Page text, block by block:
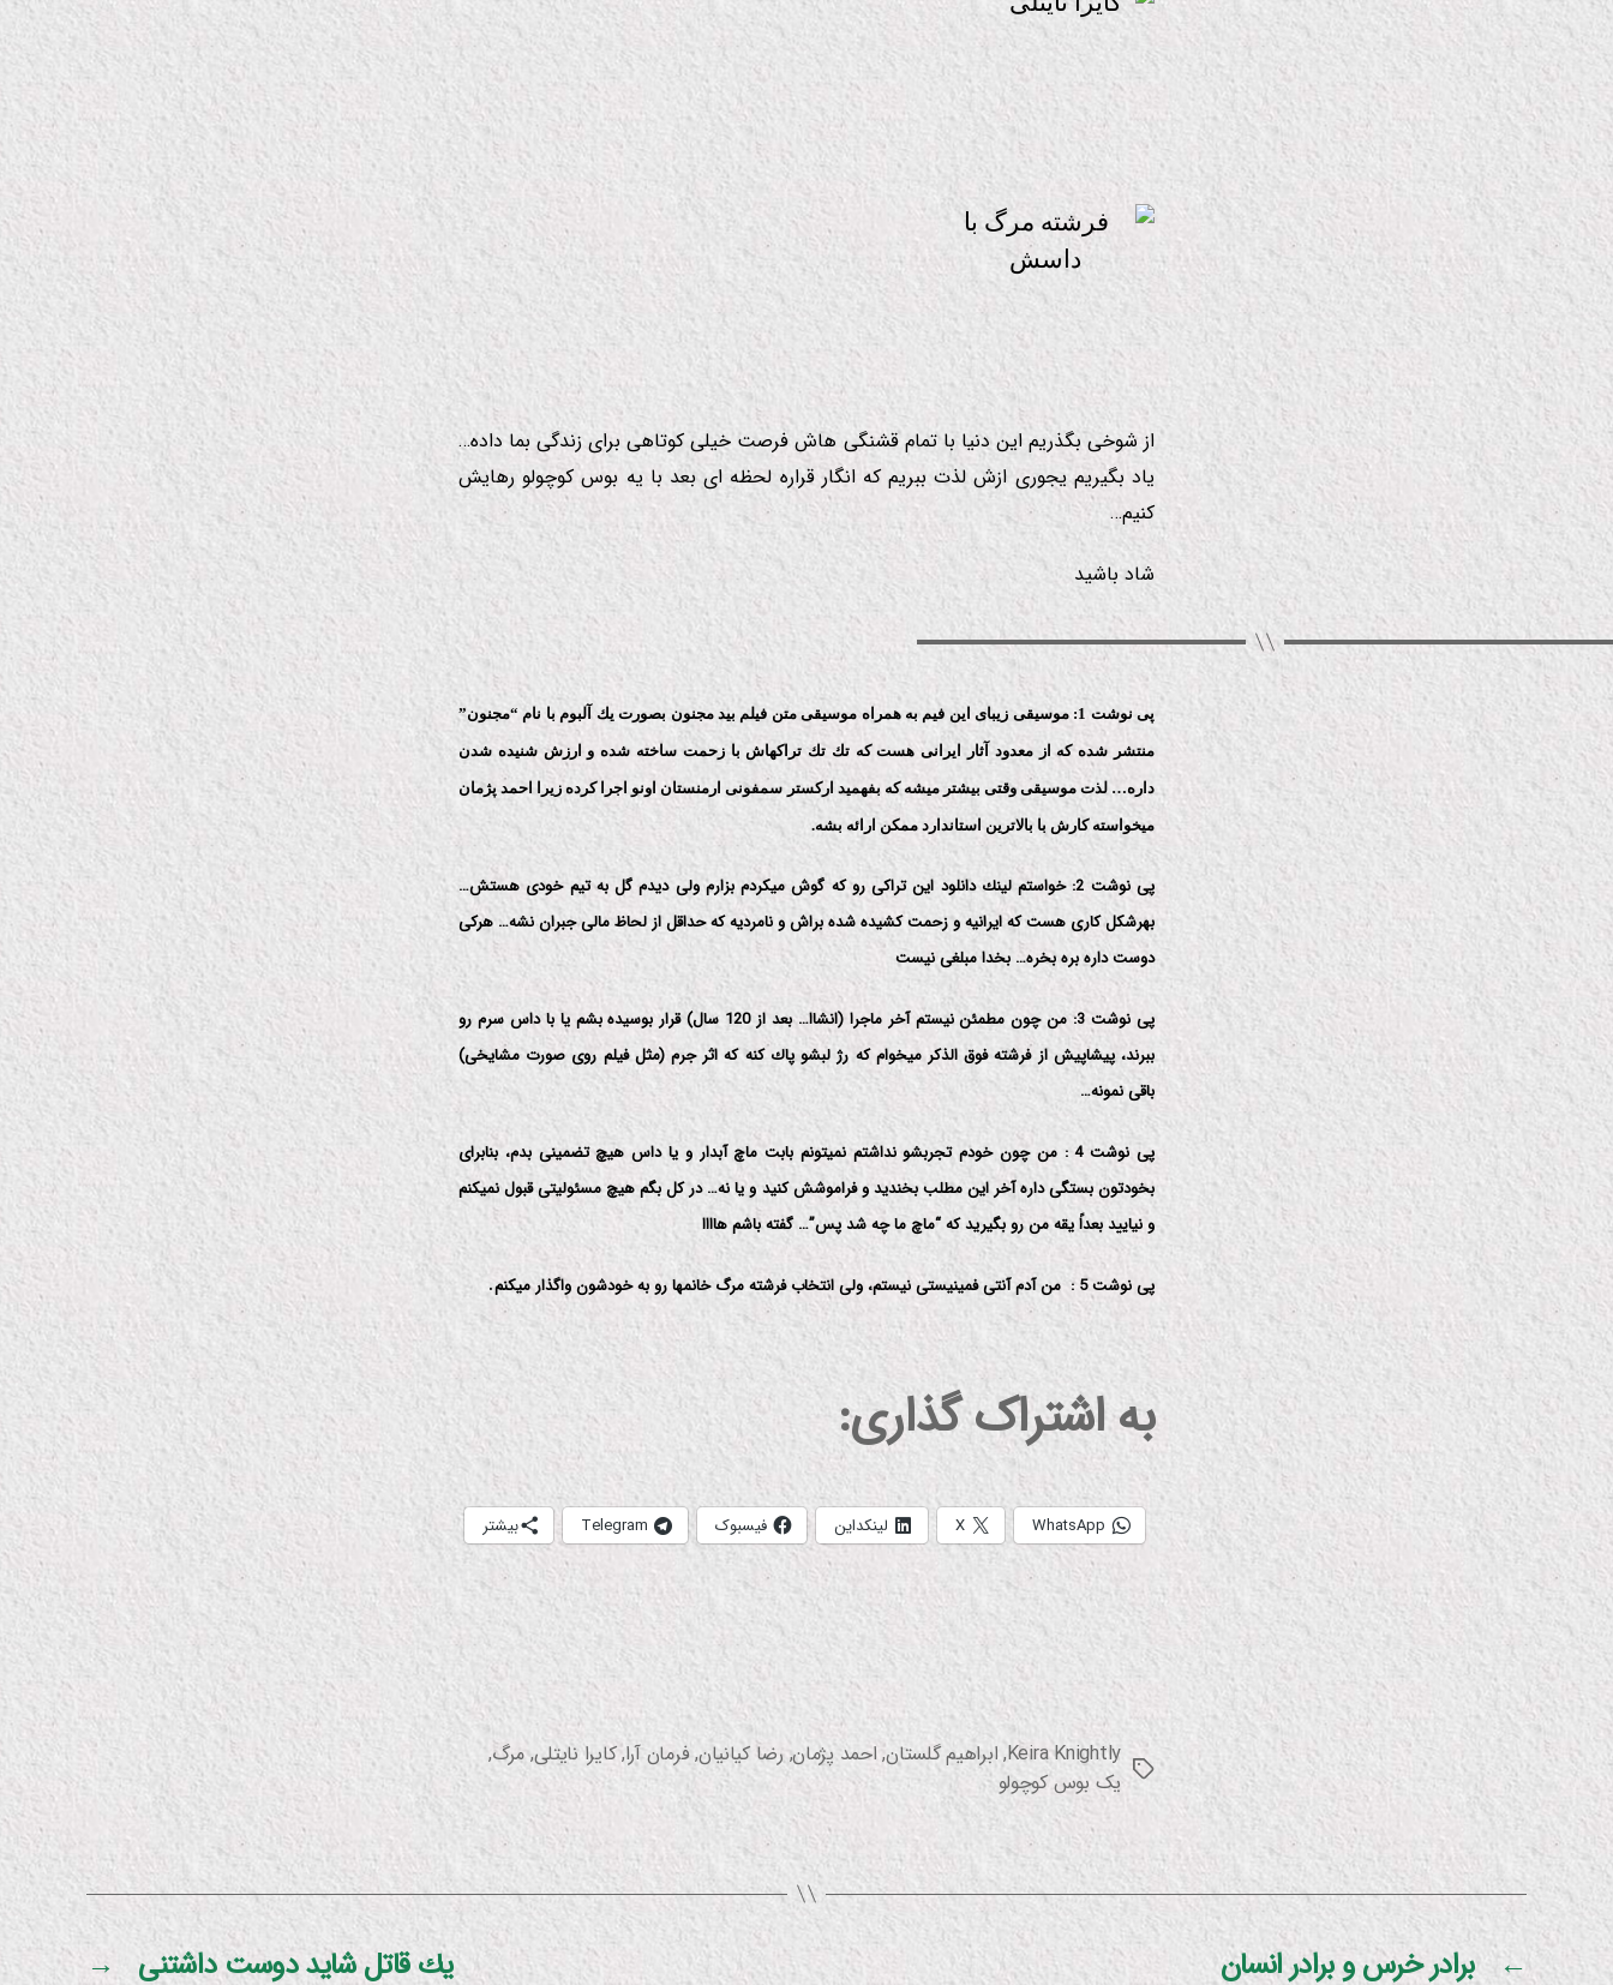
از شوخی بگذریم این دنیا با تمام قشنگی هاش فرصت خیلی كوتاهی برای زندگی بما داده…
یاد بگیریم یجوری ازش لذت ببریم كه انگار قراره لحظه ای بعد با یه بوس كوچولو رهایش
كنیم…
شاد باشید
پی نوشت 1: موسیقی زیبای این فیم به همراه موسیقی متن فیلم بید مجنون بصورت یك آلبوم با نام “مجنون”
منتشر شده كه از معدود آثار ایرانی هست كه تك تك تراكهاش با زحمت ساخته شده و ارزش شنیده شدن
داره… لذت موسیقی وقتی بیشتر میشه كه بفهمید اركستر سمفونی ارمنستان اونو اجرا كرده زیرا احمد پژمان
میخواسته كارش با بالاترین استاندارد ممكن ارائه بشه.
پی نوشت 2: خواستم لینك دانلود این تراكی رو كه گوش میكردم بزارم ولی دیدم گل به تیم خودی هستش…
بهرشكل كاری هست كه ایرانیه و زحمت كشیده شده براش و نامردیه كه حداقل از لحاظ مالی جبران نشه… هركی
دوست داره بره بخره… بخدا مبلغی نیست
پی نوشت 3: من چون مطمئن نیستم آخر ماجرا (انشاا… بعد از 120 سال) قرار بوسیده بشم یا با داس سرم رو
ببرند، پیشاپیش از فرشته فوق الذكر میخوام كه رژ لبشو پاك كنه كه اثر جرم (مثل فیلم روی صورت مشایخی)
باقی نمونه…
پی نوشت 4 : من چون خودم تجربشو نداشتم نمیتونم بابت ماچ آبدار و یا داس هیچ تضمینی بدم، بنابرای
بخودتون بستگی داره آخر این مطلب بخندید و فراموشش كنید و یا نه… در كل بگم هیچ مسئولیتی قبول نمیكنم
و نیایید بعداً یقه من رو بگیرید كه “ماچ ما چه شد پس”… گفته باشم هاااا
پی نوشت 5 : من آدم آنتی فمینیستی نیستم، ولی انتخاب فرشته مرگ خانمها رو به خودشون واگذار میكنم .
به اشتراک گذاری:
WhatsApp
X لینکداین فیسبوک Telegram بیشتر
برچسب‌ها
Keira Knightly
, ابراهیم گلستان, احمد پژمان,رضا کیانیان,فرمان آرا,کایرا نایتلی,مرگ,
یک بوس کوچولو
← برادر خرس و برادر انسان → یك قاتل شاید دوست داشتنی